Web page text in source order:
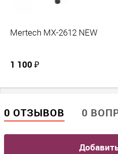
Mertech MX-2612 NEW
1 100 ₽
0 ОТЗЫВОВ 0